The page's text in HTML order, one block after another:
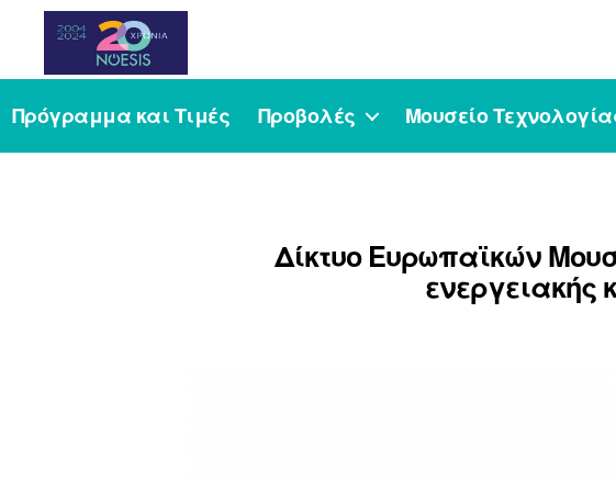
Noesis
Πρόγραμμα και Τιμές
Προβολές Μουσείο
Δίκτυο Ευρωπαϊκών
ενεργειακής